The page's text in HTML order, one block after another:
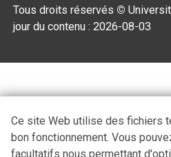
Tous droits réservés ©
jour du contenu :2026-08-03
Ce site Web utilise des fichiers
bon fonctionnement. Vous
facultatifs nous permettant